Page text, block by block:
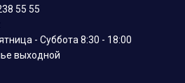
55 55
- Суббота 8:30 - 18:00
выходной